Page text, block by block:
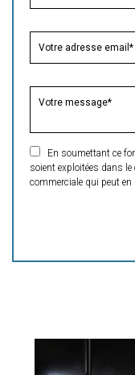
En soumettant ce
soient exploitées dans le
commerciale qui peut en